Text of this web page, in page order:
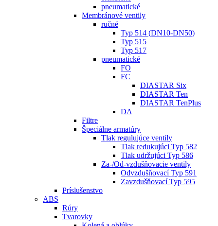
pneumatické
Membránové ventily
ručné
Typ 514 (DN10-DN50)
Typ 515
Typ 517
pneumatické
FO
FC
DIASTAR Six
DIASTAR Ten
DIASTAR TenPlus
DA
Filtre
Špeciálne armatúry
Tlak regulujúce ventily
Tlak redukujúci Typ 582
Tlak udržujúci Typ 586
Za-/Od-vzdušňovacie ventily
Odvzdušňovací Typ 591
Zavzdušňovací Typ 595
Príslušenstvo
ABS
Rúry
Tvarovky